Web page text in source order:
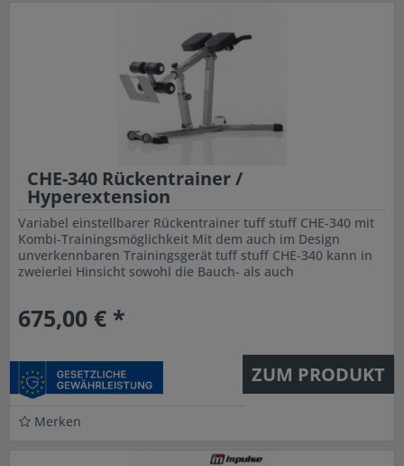
CHE-340 Rückentrainer /
Hyperextension
Variabel einstellbarer Rückentrainer tuff stuff CHE-340 mit
Kombi-Trainingsmöglichkeit Mit dem auch im Design
unverkennbaren Trainingsgerät tuff stuff CHE-340 kann in
zweierlei Hinsicht sowohl die Bauch- als auch
675,00 € *
ZUM PRODUKT
Merken